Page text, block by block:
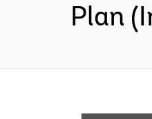
Plan